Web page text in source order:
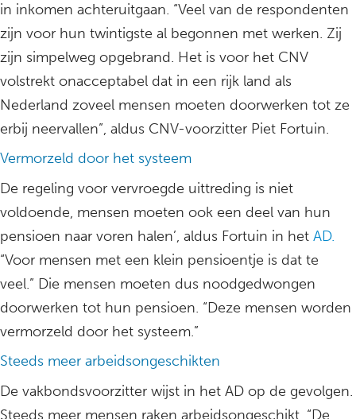
in inkomen achteruitgaan. “Veel van de respondenten
zijn voor hun twintigste al begonnen met werken. Zij
zijn simpelweg opgebrand. Het is voor het CNV
volstrekt onacceptabel dat in een rijk land als
Nederland zoveel mensen moeten doorwerken tot ze
erbij neervallen”, aldus CNV-voorzitter Piet Fortuin.
Vermorzeld door het systeem
De regeling voor vervroegde uittreding is niet
voldoende, mensen moeten ook een deel van hun
pensioen naar voren halen’, aldus Fortuin in het AD.
“Voor mensen met een klein pensioentje is dat te
veel.” Die mensen moeten dus noodgedwongen
doorwerken tot hun pensioen. “Deze mensen worden
vermorzeld door het systeem.”
Steeds meer arbeidsongeschikten
De vakbondsvoorzitter wijst in het AD op de gevolgen.
Steeds meer mensen raken arbeidsongeschikt. “De